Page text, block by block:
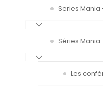
Series Mania
Séries Mania
Les